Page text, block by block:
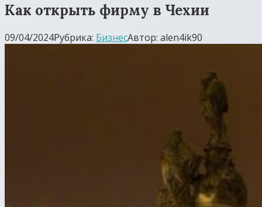
Как открыть фирму в Чехии
09/04/2024Рубрика: БизнесАвтор: alen4ik90